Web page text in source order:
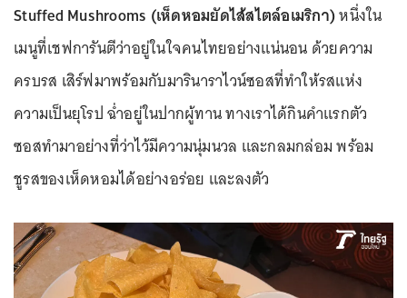
Stuffed Mushrooms (เห็ดหอมยัดไส้สไตล์อเมริกา)หนึ่งใน
เมนูที่เชฟการันตีว่าอยู่ในใจคนไทยอย่างแน่นอน ด้วยความ
ครบรส เสิร์ฟมาพร้อมกับมารินาราไวน์ซอสที่ทำให้รสแห่ง
ความเป็นยุโรป ฉ่ำอยู่ในปากผู้ทาน ทางเราได้กินคำแรกตัว
ซอสทำมาอย่างที่ว่าไว้มีความนุ่มนวล และกลมกล่อม พร้อม
ชูรสของเห็ดหอมได้อย่างอร่อย และลงตัว